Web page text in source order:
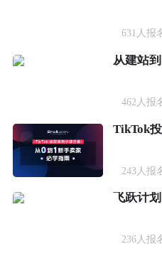
631 人报
462 人报
TikTok
243人报
236人报